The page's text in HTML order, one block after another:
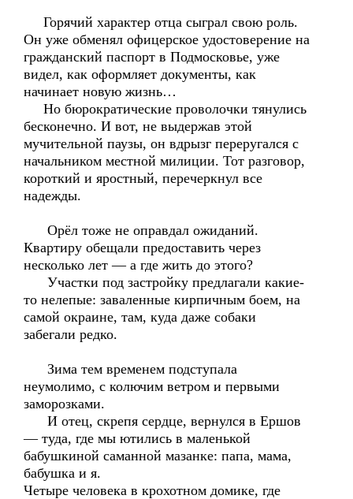
Горячий характер отца сыграл свою роль.
Он уже обменял офицерское удостоверение на
гражданский паспорт в Подмосковье, уже
видел, как оформляет документы, как
начинает новую жизнь…
Но бюрократические проволочки тянулись
бесконечно. И вот, не выдержав этой
мучительной паузы, он вдрызг переругался с
начальником местной милиции. Тот разговор,
короткий и яростный, перечеркнул все
надежды.
Орёл тоже не оправдал ожиданий.
Квартиру обещали предоставить через
несколько лет — а где жить до этого?
Участки под застройку предлагали какие-
то нелепые: заваленные кирпичным боем, на
самой окраине, там, куда даже собаки
забегали редко.
Зима тем временем подступала
неумолимо, с колючим ветром и первыми
заморозками.
И отец, скрепя сердце, вернулся в Ершов
— туда, где мы ютились в маленькой
бабушкиной саманной мазанке: папа, мама,
бабушка и я.
Четыре человека в крохотном домике, где